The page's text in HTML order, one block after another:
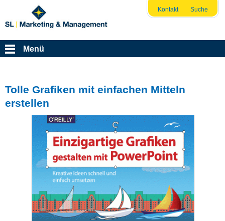
Kontakt Suche
Menü
Tolle Grafiken mit einfachen Mitteln
erstellen